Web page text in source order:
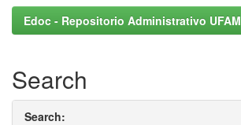
Edoc - Repositorio Administrativo UFAM
Search
Search: